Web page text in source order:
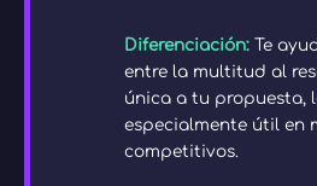
Diferenciación: Te
entre la multitud al
única a tu propuesta,
especialmente útil en
competitivos.